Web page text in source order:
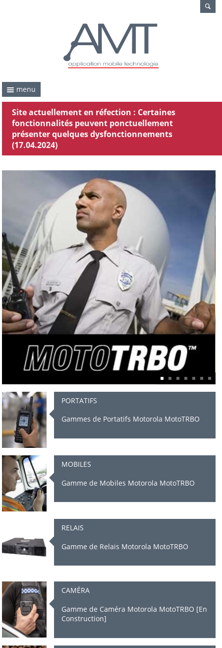
menu
Site actuellement en réfection : Certaines
fonctionnalités peuvent ponctuellement
présenter quelques dysfonctionnements
(17.04.2024)
NOS GAMMES DE PRODUITS MOTOROLA
PORTATIFS
Gammes de Portatifs Motorola MotoTRBO
MOBILES
Gamme de Mobiles Motorola MotoTRBO
RELAIS
Gamme de Relais Motorola MotoTRBO
CAMÉRA
Gamme de Caméra Motorola MotoTRBO [En
Construction]